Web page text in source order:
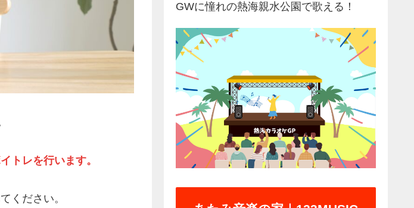
トレを行います。
ください。
GWに憧れの熱海親水公園で歌える！